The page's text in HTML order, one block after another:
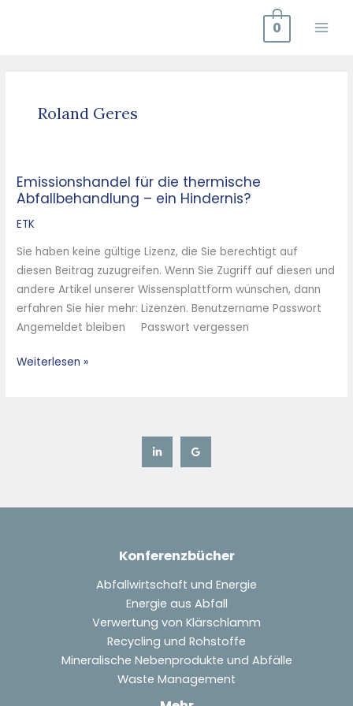
0
Roland Geres
Emissionshandel für die thermische
Abfallbehandlung – ein Hindernis?
ETK
Sie haben keine gültige Lizenz, die Sie berechtigt auf
diesen Beitrag zuzugreifen. Wenn Sie Zugriff auf diesen und
andere Artikel unserer Wissensplattform wünschen, dann
erfahren Sie hier mehr: Lizenzen. Benutzername Passwort
Angemeldet bleiben Passwort vergessen
Emissionshandel
für
die
Abfallbehandlung
–
ein
Hindernis?
Weiterlesen »
Konferenzbücher
Abfallwirtschaft und Energie
Energie aus Abfall
Verwertung von Klärschlamm
Recycling und Rohstoffe
Mineralische Nebenprodukte und Abfälle
Waste Management